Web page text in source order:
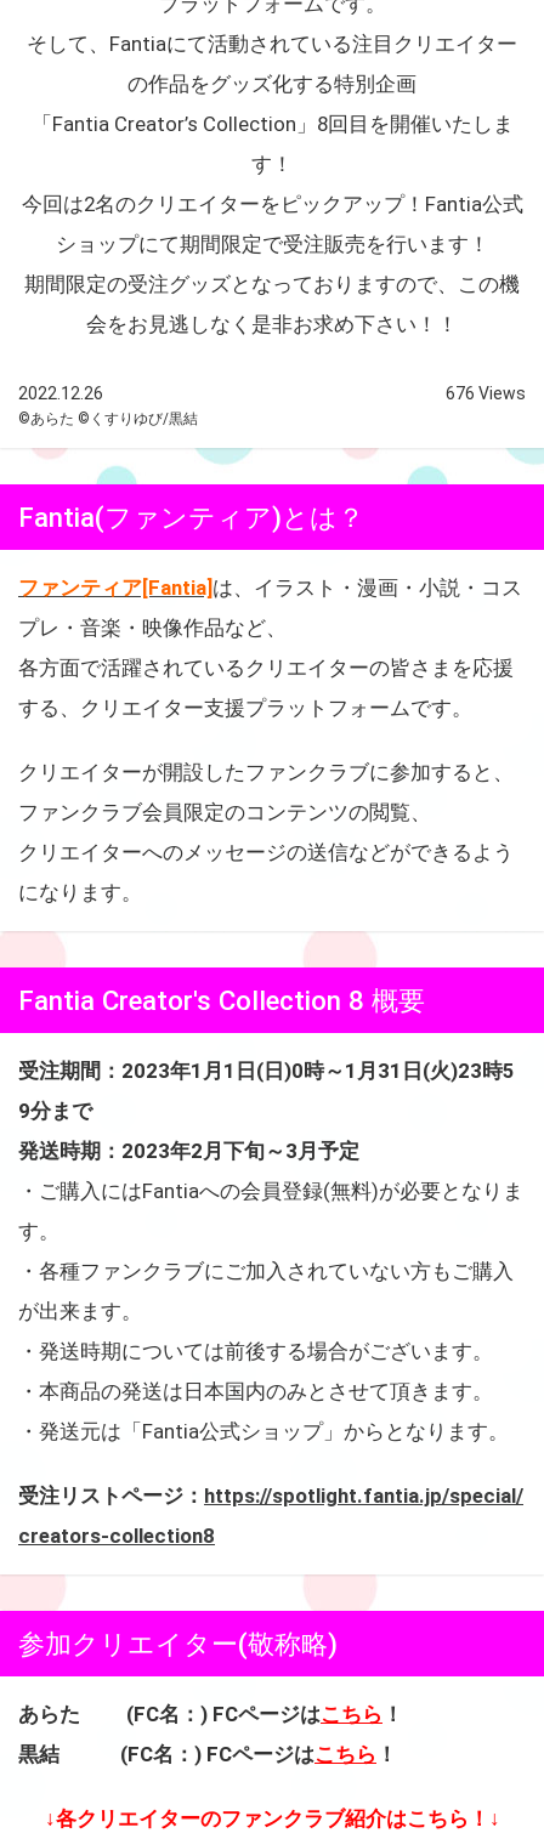
そして、Fantiaにて活動されている注目クリエイター
の作品をグッズ化する特別企画
「Fantia Creator’s Collection」8回目を開催いたしま
す！
今回は2名のクリエイターをピックアップ！Fantia公式
ショップにて期間限定で受注販売を行います！
期間限定の受注グッズとなっておりますので、この機
会をお見逃しなく是非お求め下さい！！
2022.12.26 676 Views
©あらた ©くすりゆび/黒結
Fantia(ファンティア)とは？
ファンティア[Fantia] は、イラスト・漫画・小説・コス
プレ・音楽・映像作品など、
各方面で活躍されているクリエイターの皆さまを応援
する、クリエイター支援プラットフォームです。
クリエイターが開設したファンクラブに参加すると、
ファンクラブ会員限定のコンテンツの閲覧、
クリエイターへのメッセージの送信などができるよう
になります。
Fantia Creator's Collection 8 概要
受注期間：2023年1月1日(日)0時～1月31日(火)23時5
9分まで
発送時期：2023年2月下旬～3月予定
・ご購入にはFantiaへの会員登録(無料)が必要となりま
す。
・各種ファンクラブにご加入されていない方もご購入
が出来ます。
・発送時期については前後する場合がございます。
・本商品の発送は日本国内のみとさせて頂きます。
・発送元は「Fantia公式ショップ」からとなります。
受注リストページ： https://spotlight.fantia.jp/special/
creators-collection8
参加クリエイター(敬称略)
あらた (FC名：) FCページはこちら ！
黒結 (FC名：) FCページはこちら ！
↓各クリエイターのファンクラブ紹介はこちら！↓